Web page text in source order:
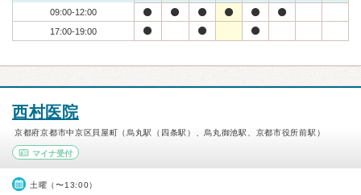
09:00-12:00
17:00-19:00
西村医院
京都府京都市中京区貝屋町（烏丸駅（四条駅）、烏丸御池駅、京都市役所前駅）
マイナ受付
土曜（〜13:00）